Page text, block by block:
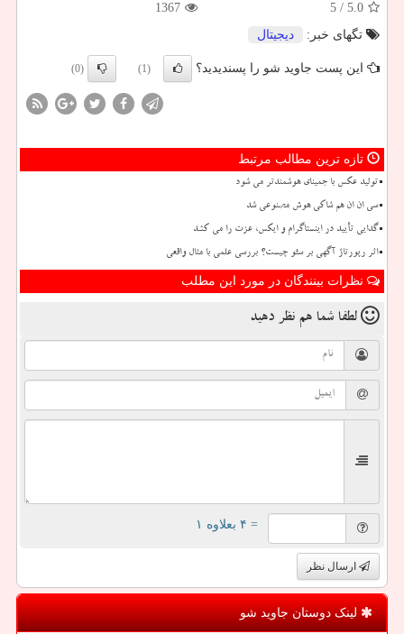
5.0
/ 5
1367
تگهای خبر:
دیجیتال
این پست جاوید شو را پسندیدید؟ (1)
(0)
تازه ترین مطالب مرتبط
تولید عکس با جمینای هوشمندتر می شود
سی ان ان هم شاکی هوش مصنوعی شد
گدایی تأیید در اینستاگرام و ایکس، عزت را می کشد
اثر رپورتاژ آگهی بر سئو چیست؟ بررسی علمی با مثال واقعی
نظرات بینندگان در مورد این مطلب
لطفا شما هم نظر دهید
= ۴ بعلاوه ۱
ارسال نظر
لینک دوستان جاوید شو